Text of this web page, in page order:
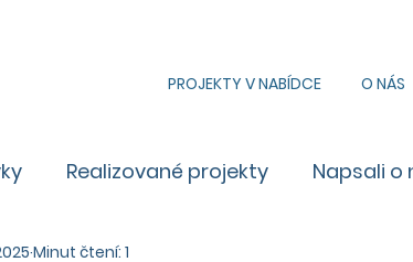
PROJEKTY V NABÍDCE O NÁS
Realizované projekty Napsali o
Minut čtení: 1